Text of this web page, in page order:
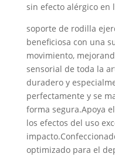
sin efecto alérgico en
soporte de rodilla
beneficiosa con una
movimiento,
sensorial de toda la
duradero y
perfectamente y se
forma segura.Apoya
los efectos del uso
optimizado para el